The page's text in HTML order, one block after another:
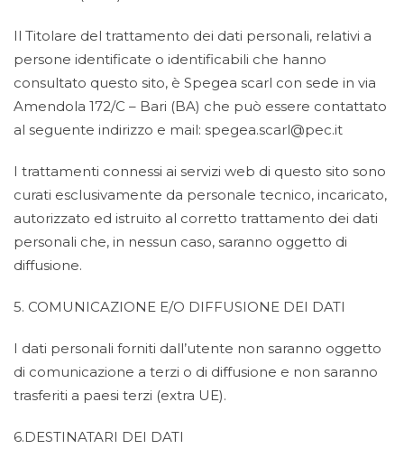
Il Titolare del trattamento dei dati personali, relativi a
persone identificate o identificabili che hanno
consultato questo sito, è Spegea scarl con sede in via
Amendola 172/C – Bari (BA) che può essere contattato
al seguente indirizzo e mail: spegea.scarl@pec.it
I trattamenti connessi ai servizi web di questo sito sono
curati esclusivamente da personale tecnico, incaricato,
autorizzato ed istruito al corretto trattamento dei dati
personali che, in nessun caso, saranno oggetto di
diffusione.
5. COMUNICAZIONE E/O DIFFUSIONE DEI DATI
I dati personali forniti dall’utente non saranno oggetto
di comunicazione a terzi o di diffusione e non saranno
trasferiti a paesi terzi (extra UE).
6.DESTINATARI DEI DATI